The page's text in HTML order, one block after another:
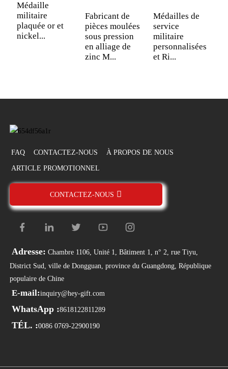
Médaille
militaire
plaquée or et
nickel...
Fabricant de
pièces moulées
sous pression
en alliage de
zinc M...
Médailles de
service
militaire
personnalisées
et Ri...
FAQ CONTACTEZ-NOUS À PROPOS DE NOUS
ARTICLE PROMOTIONNEL
CONTACTEZ-NOUS
Adresse: Chambre 1106, Unité 1, Bâtiment 1, n° 2, rue Tiyu,
District Sud, ville de Dongguan, province du Guangdong, République
populaire de Chine
E-mail:inquiry@hey-gift.com
WhatsApp :8618122811289
TÉL. :0086 0769-22900190